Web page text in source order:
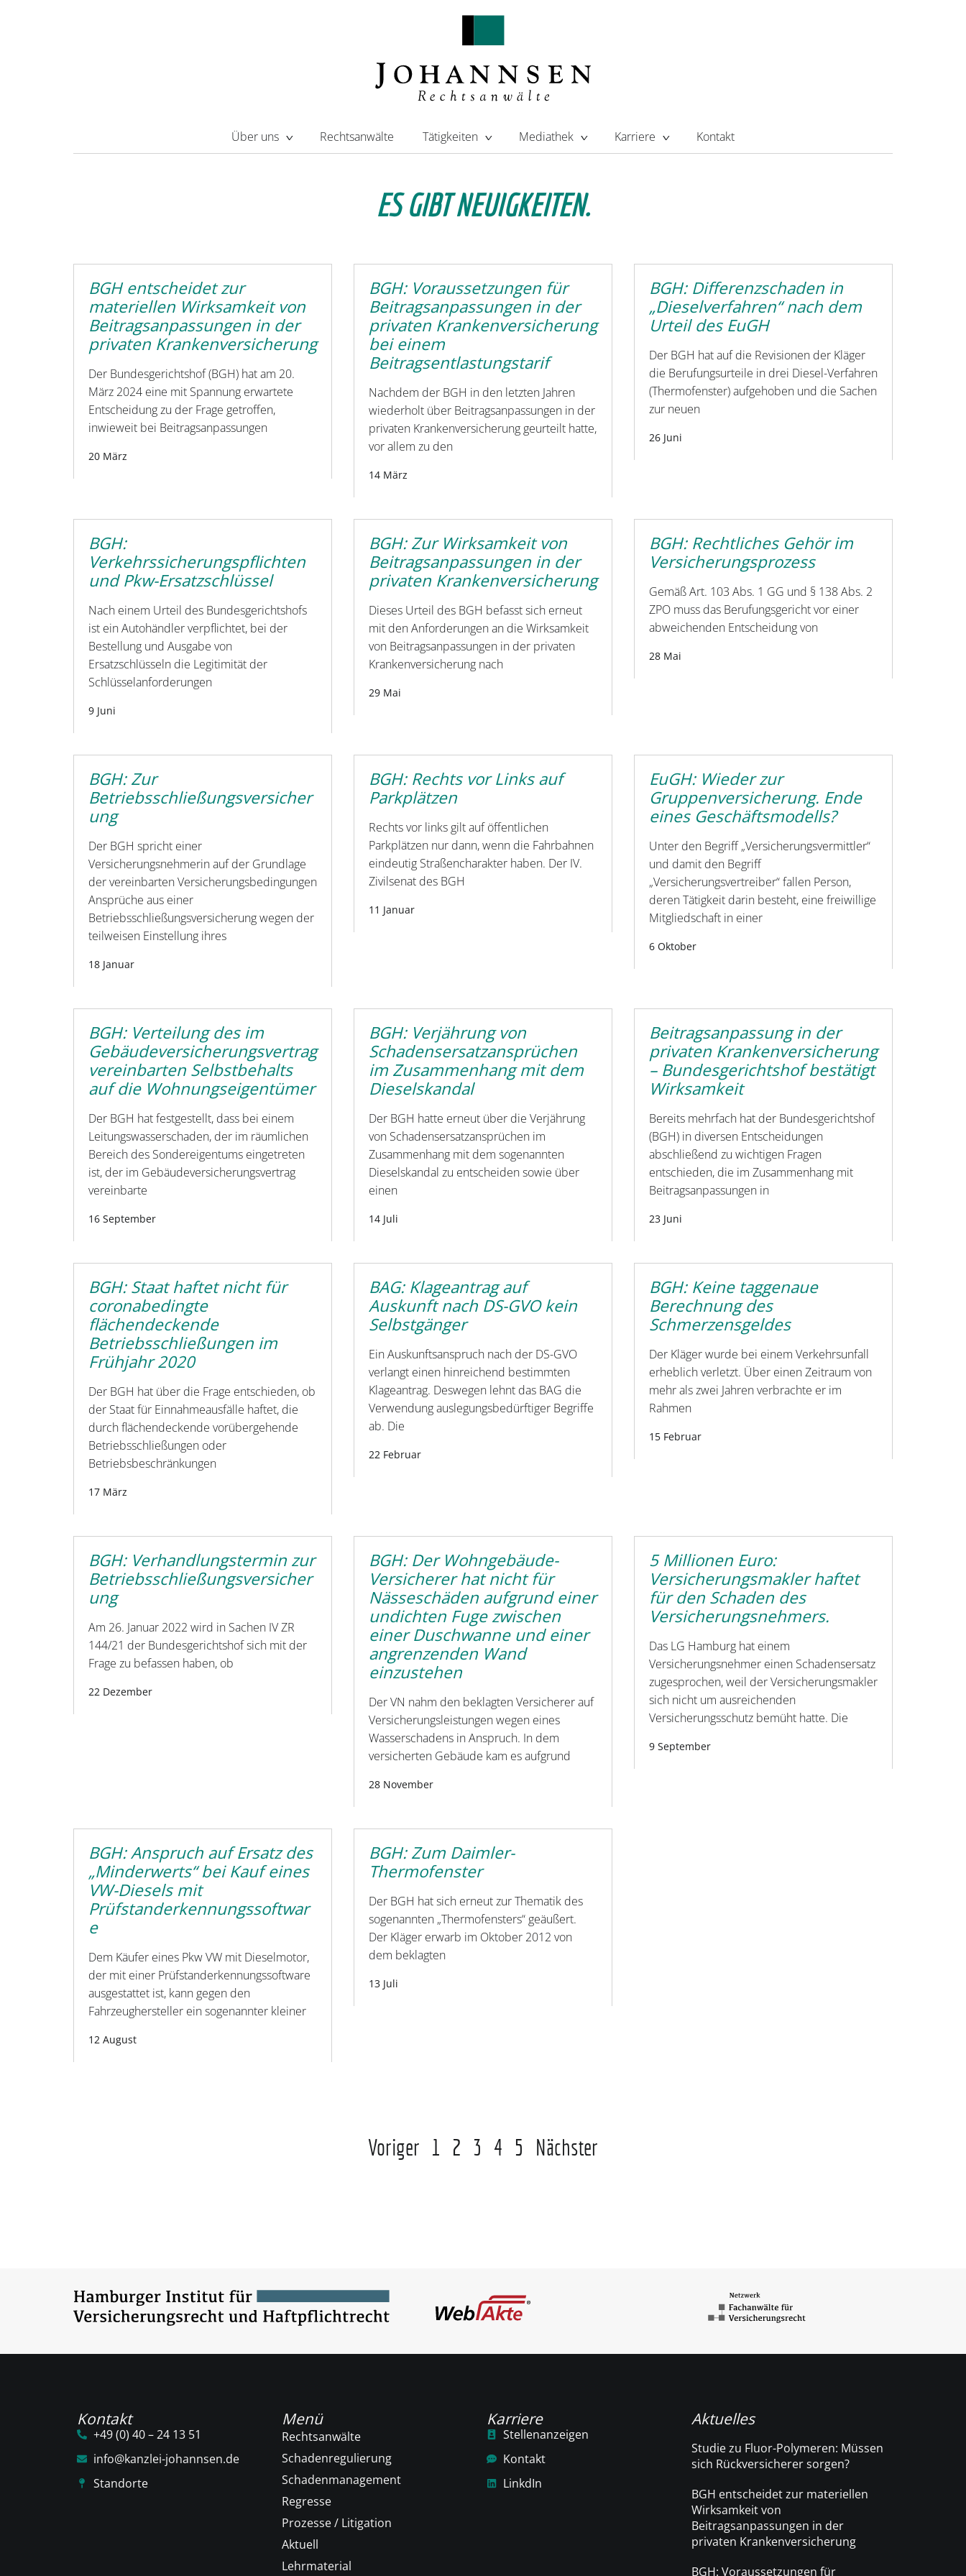
Über uns Rechtsanwälte Tätigkeiten Mediathek Karriere Kontakt
ES GIBT NEUIGKEITEN.
BGH entscheidet zur
materiellen Wirksamkeit von
Beitragsanpassungen in der
privaten Krankenversicherung
Der Bundesgerichtshof (BGH) hat am 20.
März 2024 eine mit Spannung erwartete
Entscheidung zu der Frage getroffen,
inwieweit bei Beitragsanpassungen
20 März
BGH: Voraussetzungen für
Beitragsanpassungen in der
privaten Krankenversicherung
bei einem
Beitragsentlastungstarif
Nachdem der BGH in den letzten Jahren
wiederholt über Beitragsanpassungen in der
privaten Krankenversicherung geurteilt hatte,
vor allem zu den
14 März
BGH: Differenzschaden in
„Dieselverfahren“ nach dem
Urteil des EuGH
Der BGH hat auf die Revisionen der Kläger
die Berufungsurteile in drei Diesel-Verfahren
(Thermofenster) aufgehoben und die Sachen
zur neuen
26 Juni
BGH:
Verkehrssicherungspflichten
und Pkw-Ersatzschlüssel
Nach einem Urteil des Bundesgerichtshofs
ist ein Autohändler verpflichtet, bei der
Bestellung und Ausgabe von
Ersatzschlüsseln die Legitimität der
Schlüsselanforderungen
9 Juni
BGH: Zur Wirksamkeit von
Beitragsanpassungen in der
privaten Krankenversicherung
Dieses Urteil des BGH befasst sich erneut
mit den Anforderungen an die Wirksamkeit
von Beitragsanpassungen in der privaten
Krankenversicherung nach
29 Mai
BGH: Rechtliches Gehör im
Versicherungsprozess
Gemäß Art. 103 Abs. 1 GG und § 138 Abs. 2
ZPO muss das Berufungsgericht vor einer
abweichenden Entscheidung von
28 Mai
BGH: Zur
Betriebsschließungsversicher
ung
Der BGH spricht einer
Versicherungsnehmerin auf der Grundlage
der vereinbarten Versicherungsbedingungen
Ansprüche aus einer
Betriebsschließungsversicherung wegen der
teilweisen Einstellung ihres
18 Januar
BGH: Rechts vor Links auf
Parkplätzen
Rechts vor links gilt auf öffent­lichen
Parkplätzen nur dann, wenn die Fahrbahnen
eindeutig Straßencharakter haben. Der IV.
Zivilsenat des BGH
11 Januar
EuGH: Wieder zur
Gruppenversicherung. Ende
eines Geschäftsmodells?
Unter den Begriff „Versicherungsvermittler“
und damit den Begriff
„Versicherungsvertreiber“ fallen Person,
deren Tätigkeit darin besteht, eine freiwillige
Mitgliedschaft in einer
6 Oktober
BGH: Verteilung des im
Gebäudeversicherungsvertrag
vereinbarten Selbstbehalts
auf die Wohnungseigentümer
Der BGH hat festgestellt, dass bei einem
Leitungswasserschaden, der im räumlichen
Bereich des Sondereigentums eingetreten
ist, der im Gebäudeversicherungsvertrag
vereinbarte
16 September
BGH: Verjährung von
Schadensersatzansprüchen
im Zusammenhang mit dem
Dieselskandal
Der BGH hatte erneut über die Verjährung
von Schadensersatzansprüchen im
Zusammenhang mit dem sogenannten
Dieselskandal zu entscheiden sowie über
einen
14 Juli
Beitragsanpassung in der
privaten Krankenversicherung
– Bundesgerichtshof bestätigt
Wirksamkeit
Bereits mehrfach hat der Bundesgerichtshof
(BGH) in diversen Entscheidungen
abschließend zu wichtigen Fragen
entschieden, die im Zusammenhang mit
Beitragsanpassungen in
23 Juni
BGH: Staat haftet nicht für
coronabedingte
flächendeckende
Betriebsschließungen im
Frühjahr 2020
Der BGH hat über die Frage entschieden, ob
der Staat für Einnahmeausfälle haftet, die
durch flächendeckende vorübergehende
Betriebsschließungen oder
Betriebsbeschränkungen
17 März
BAG: Klageantrag auf
Auskunft nach DS-GVO kein
Selbstgänger
Ein Auskunftsanspruch nach der DS-GVO
verlangt einen hinreichend bestimmten
Klageantrag. Deswegen lehnt das BAG die
Verwendung auslegungsbedürftiger Begriffe
ab. Die
22 Februar
BGH: Keine taggenaue
Berechnung des
Schmerzensgeldes
Der Kläger wurde bei einem Verkehrsunfall
erheblich verletzt. Über einen Zeitraum von
mehr als zwei Jahren verbrachte er im
Rahmen
15 Februar
BGH: Verhandlungstermin zur
Betriebsschließungsversicher
ung
Am 26. Januar 2022 wird in Sachen IV ZR
144/21 der Bundesgerichtshof sich mit der
Frage zu befassen haben, ob
22 Dezember
BGH: Der Wohngebäude-
Versicherer hat nicht für
Nässeschäden aufgrund einer
undichten Fuge zwischen
einer Duschwanne und einer
angrenzenden Wand
einzustehen
Der VN nahm den beklagten Versicherer auf
Versicherungsleistungen wegen eines
Wasserschadens in Anspruch. In dem
versicherten Gebäude kam es aufgrund
28 November
5 Millionen Euro:
Versicherungsmakler haftet
für den Schaden des
Versicherungsnehmers.
Das LG Hamburg hat einem
Versicherungsnehmer einen Schadensersatz
zugesprochen, weil der Versicherungsmakler
sich nicht um ausreichenden
Versicherungsschutz bemüht hatte. Die
9 September
BGH: Anspruch auf Ersatz des
„Minderwerts“ bei Kauf eines
VW-Diesels mit
Prüfstanderkennungssoftwar
e
Dem Käufer eines Pkw VW mit Dieselmotor,
der mit einer Prüfstanderkennungssoftware
ausgestattet ist, kann gegen den
Fahrzeughersteller ein sogenannter kleiner
12 August
BGH: Zum Daimler-
Thermofenster
Der BGH hat sich erneut zur Thematik des
sogenannten „Thermofensters“ geäußert.
Der Kläger erwarb im Oktober 2012 von
dem beklagten
13 Juli
Voriger 1 2 3 4 5 Nächster
Kontakt
+49 (0) 40 – 24 13 51
info@kanzlei-johannsen.de
Standorte
Menü
Rechtsanwälte
Schadenregulierung
Schadenmanagement
Regresse
Prozesse / Litigation
Aktuell
Lehrmaterial
Karriere
Stellenanzeigen
Kontakt
LinkdIn
Aktuelles
Studie zu Fluor-Polymeren: Müssen
sich Rückversicherer sorgen?
BGH entscheidet zur materiellen
Wirksamkeit von
Beitragsanpassungen in der
privaten Krankenversicherung
BGH: Voraussetzungen für